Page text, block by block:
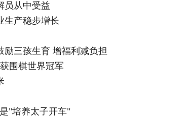
员从中受益
生产稳步增长
励三孩生育 增福利减负担
围棋世界冠军
"培养太子开车"